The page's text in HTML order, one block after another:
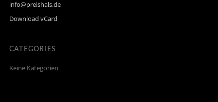
info@preishals.de
Download vCard
CATEGORIES
Keine Kategorien